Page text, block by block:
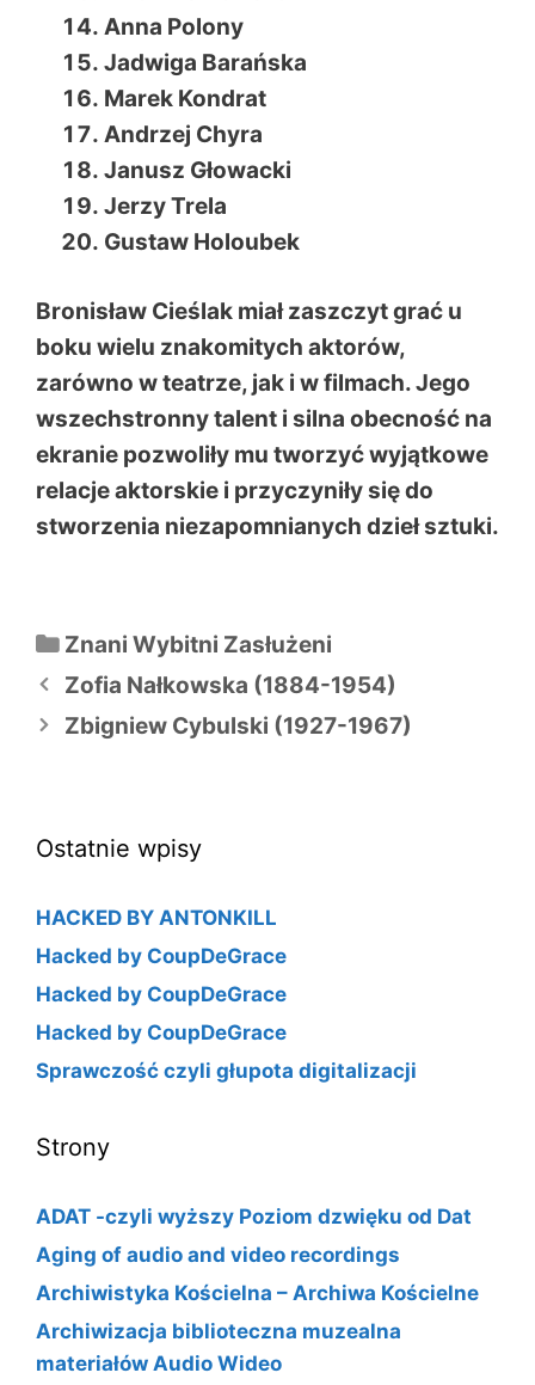
Anna Polony
Jadwiga Barańska
Marek Kondrat
Andrzej Chyra
Janusz Głowacki
Jerzy Trela
Gustaw Holoubek
Bronisław Cieślak miał zaszczyt grać u
boku wielu znakomitych aktorów,
zarówno w teatrze, jak i w filmach. Jego
wszechstronny talent i silna obecność na
ekranie pozwoliły mu tworzyć wyjątkowe
relacje aktorskie i przyczyniły się do
stworzenia niezapomnianych dzieł sztuki.
Kategorie
Znani Wybitni Zasłużeni
Nawigacja
wpisu
Zofia Nałkowska (1884-1954)
Zbigniew Cybulski (1927-1967)
Ostatnie wpisy
HACKED BY ANTONKILL
Hacked by CoupDeGrace
Hacked by CoupDeGrace
Hacked by CoupDeGrace
Sprawczość czyli głupota digitalizacji
Strony
ADAT -czyli wyższy Poziom dzwięku od Dat
Aging of audio and video recordings
Archiwistyka Kościelna – Archiwa Kościelne
Archiwizacja biblioteczna muzealna
materiałów Audio Wideo